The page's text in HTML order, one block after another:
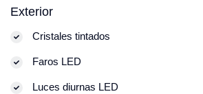
Exterior
Cristales tintados
Faros LED
Luces diurnas LED